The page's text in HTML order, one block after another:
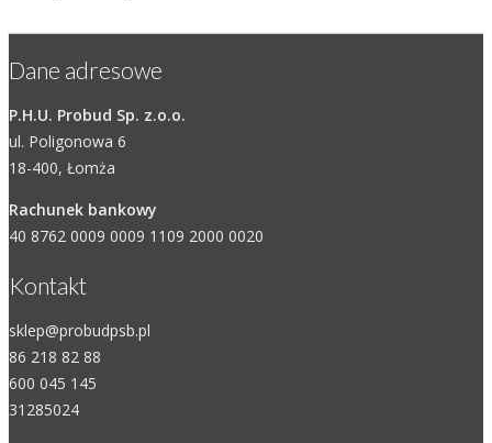
Dane adresowe
P.H.U. Probud Sp. z.o.o.
ul. Poligonowa 6
18-400, Łomża
Rachunek bankowy
40 8762 0009 0009 1109 2000 0020
Kontakt
sklep@probudpsb.pl
86 218 82 88
600 045 145
31285024